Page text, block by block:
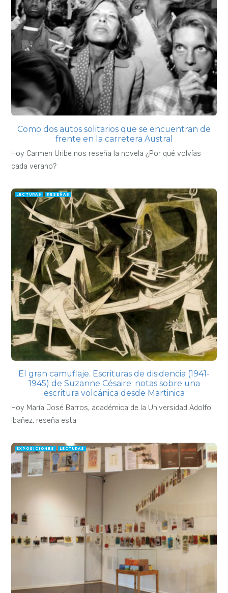
Como dos autos solitarios que se encuentran de
frente en la carretera Austral
Hoy Carmen Uribe nos reseña la novela ¿Por qué volvías
cada verano?
LECTURAS RESEÑAS
El gran camuflaje. Escrituras de disidencia (1941-
1945) de Suzanne Césaire: notas sobre una
escritura volcánica desde Martinica
Hoy María José Barros, académica de la Universidad Adolfo
Ibañez, reseña esta
EXPOSICIONES LECTURAS